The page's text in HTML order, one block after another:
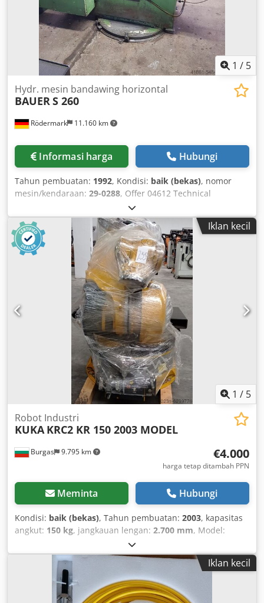
1 / 5
Rödermark 11.160 km
Hydr. mesin bandawing horizontal
BAUER S 260
Informasi harga Hubungi
Tahun pembuatan: 1992, Kondisi: baik (bekas), nomor
mesin/kendaraan: 29-0288, Offer 04612 Technical
Specifications: - Cutting range at 90°: round 260 mm - flat
450 x 240 mm - Cutting range at 45°: round 230 mm - flat
240 x 200 mm - Machine is mounted on original rotary
base - Saw band dimensions: 3660 x 25 x 0.9 mm - Cutting
speeds: 20 / 35 / 50 / 70 m/min - Hydraulic lifting and
lowering of the saw frame - Cutting pressure steplessly
adjustable: 0 - 10 m/min Chodpfxogin Nds Alrea - Total
drive power: 400 V / 0.8 kW - Coolant device - Required
space (approx.): W 2100 x H 1200 x D 1000 mm - Weight
(approx.): 500 kg
Iklan kecil
1 / 5
Burgas 9.795 km
Robot Industri
KUKA KRC2 KR 150 2003 MODEL
€4.000
harga tetap ditambah PPN
Meminta Hubungi
Kondisi: baik (bekas), Tahun pembuatan: 2003, kapasitas
angkut: 150 kg, jangkauan lengan: 2.700 mm, Model:
KR150 Kondisi: BEKAS Tahun: 2003 Cjdpfehakfaox Alrjha
Kabinet Kontrol: KRC2 Termasuk: Manipulator + Kabin
Kontrol KRC2 + Semua Set Kabel Silakan hubungi kami
untuk penawaran harga serta opsi refurbish. Sebagai PLC
Merkezi EOOD, kami memiliki lebih dari 300 robot dalam
Iklan kecil